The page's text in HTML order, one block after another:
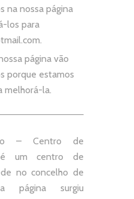
na nossa página
los para
.
página vão
porque estamos
melhorá-la.
– Centro de
é um centro de
no concelho de
página surgiu